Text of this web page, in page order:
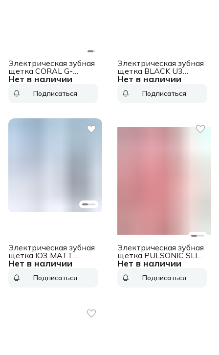
Нет в наличии
Электрическая зубная
щетка CORAL G-
HL11BLK BLACK
Подписаться
Нет в наличии
Электрическая зубная
щетка BLACK U3
80230013 USMILE
Подписаться
Нет в наличии
Электрическая зубная
щетка IO3 MATT
BLACK ORAL-B
Подписаться
Нет в наличии
Электрическая зубная
щетка PULSONIC SLIM
CLEAN 2000 PINK
Подписаться